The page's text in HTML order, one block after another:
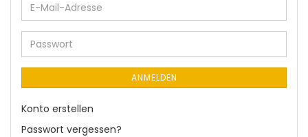
E-
Mail-
Adresse
Passwort
ANMELDEN
Konto erstellen
Passwort vergessen?